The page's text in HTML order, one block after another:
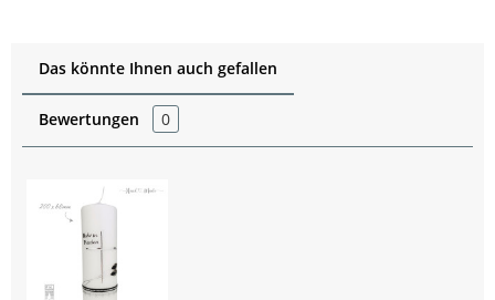
Das könnte Ihnen auch gefallen
Bewertungen 0